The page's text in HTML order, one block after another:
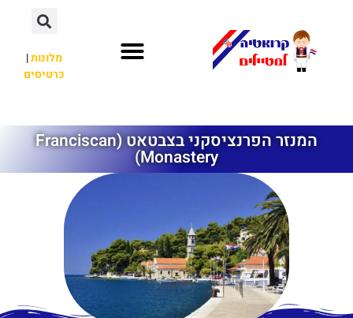
מלונות|
כרטיסים
המנזר הפרנציסקני בצבטאט (Franciscan
Monastery)